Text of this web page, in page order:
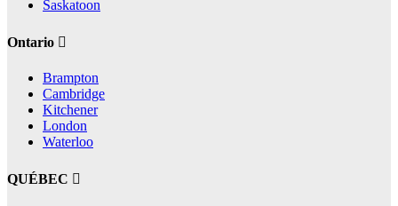
Saskatoon
Ontario
Brampton
Cambridge
Kitchener
London
Waterloo
QUÉBEC